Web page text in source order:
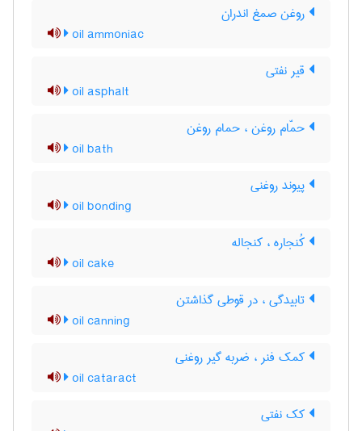
روغن صمغ اندران
oil ammoniac
قیر نفتی
oil asphalt
حمّام روغن ، حمام روغن
oil bath
پیوند روغنی
oil bonding
کُنجاره ، کنجاله
oil cake
تابیدگی ، در قوطی گذاشتن
oil canning
کمک فنر ، ضربه گیر روغنی
oil cataract
کک نفتی